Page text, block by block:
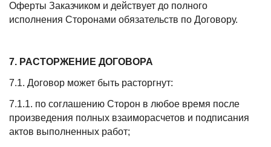
Оферты Заказчиком и действует до полного
исполнения Сторонами обязательств по Договору.
7. РАСТОРЖЕНИЕ ДОГОВОРА
7.1. Договор может быть расторгнут:
7.1.1. по соглашению Сторон в любое время после
произведения полных взаиморасчетов и подписания
актов выполненных работ;